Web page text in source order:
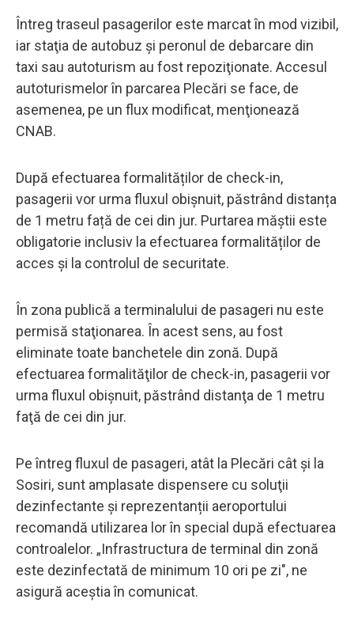
Întreg traseul pasagerilor este marcat în mod vizibil,
iar staţia de autobuz şi peronul de debarcare din
taxi sau autoturism au fost repoziţionate. Accesul
autoturismelor în parcarea Plecări se face, de
asemenea, pe un flux modificat, menţionează
CNAB.
După efectuarea formalităților de check-in,
pasagerii vor urma fluxul obișnuit, păstrând distanța
de 1 metru față de cei din jur. Purtarea măștii este
obligatorie inclusiv la efectuarea formalităților de
acces și la controlul de securitate.
În zona publică a terminalului de pasageri nu este
permisă staţionarea. În acest sens, au fost
eliminate toate banchetele din zonă. După
efectuarea formalităţilor de check-in, pasagerii vor
urma fluxul obişnuit, păstrând distanţa de 1 metru
faţă de cei din jur.
Pe întreg fluxul de pasageri, atât la Plecări cât și la
Sosiri, sunt amplasate dispensere cu soluţii
dezinfectante și reprezentanții aeroportului
recomandă utilizarea lor în special după efectuarea
controalelor. „Infrastructura de terminal din zonă
este dezinfectată de minimum 10 ori pe zi", ne
asigură aceștia în comunicat.